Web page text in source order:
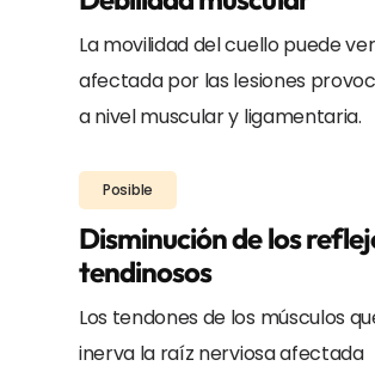
La movilidad del cuello puede
afectada por las lesiones
a nivel muscular y ligamentaria.
Posible
Disminución de los
tendinosos
Los tendones de los músculos
inerva la raíz nerviosa afectada